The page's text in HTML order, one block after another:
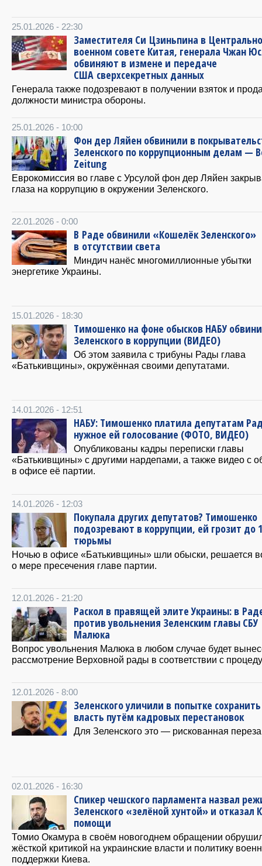
25.01.2026 - 22:30
Заместителя Си Цзиньпина в
военном совете Китая, генерала Чжан
обвиняют в измене и передаче
США сверхсекретных данных
​Генерала также подозревают в получении взяток и
должности министра обороны.
25.01.2026 - 10:00
Фон дер Ляйен обвинили в
Зеленского по коррупционным делам —
Zeitung
Еврокомиссия во главе с Урсулой фон дер Ляйен
глаза на коррупцию в окружении Зеленского.
22.01.2026 - 0:00
В Раде обвинили «Кошелёк Зеленского»
в отсутствии света
Миндич нанёс многомиллионные убытки
энергетике Украины.
15.01.2026 - 18:30
Тимошенко на фоне обысков НАБУ
Зеленского в коррупции (ВИДЕО)
Об этом заявила с трибуны Рады глава
«Батькивщины», окружённая своими депутатами.
14.01.2026 - 12:51
НАБУ: Тимошенко платила депутатам
нужное ей голосование (ФОТО, ВИДЕО)
Опубликованы кадры переписки главы
«Батькивщины» с другими нардепами, а также видео с
в офисе её партии.
14.01.2026 - 12:03
Покупала других депутатов? Тимошенко
подозревают в коррупции, ей грозит до
тюрьмы
Ночью в офисе «Батькивщины» шли обыски, решается
о мере пресечения главе партии.
12.01.2026 - 21:20
Раскол в правящей элите Украины: в
против увольнения Зеленским главы СБУ
Малюка
Вопрос увольнения Малюка в любом случае будет
рассмотрение Верховной рады в соответствии с
12.01.2026 - 8:00
Зеленского уличили в попытке сохранить
власть путём кадровых перестановок
Для Зеленского это — рискованная
02.01.2026 - 16:30
Спикер чешского парламента назвал
Зеленского «зелёной хунтой» и отказал
помощи
Томио Окамура в своём новогоднем обращении
жёсткой критикой на украинские власти и политику
поддержки Киева.